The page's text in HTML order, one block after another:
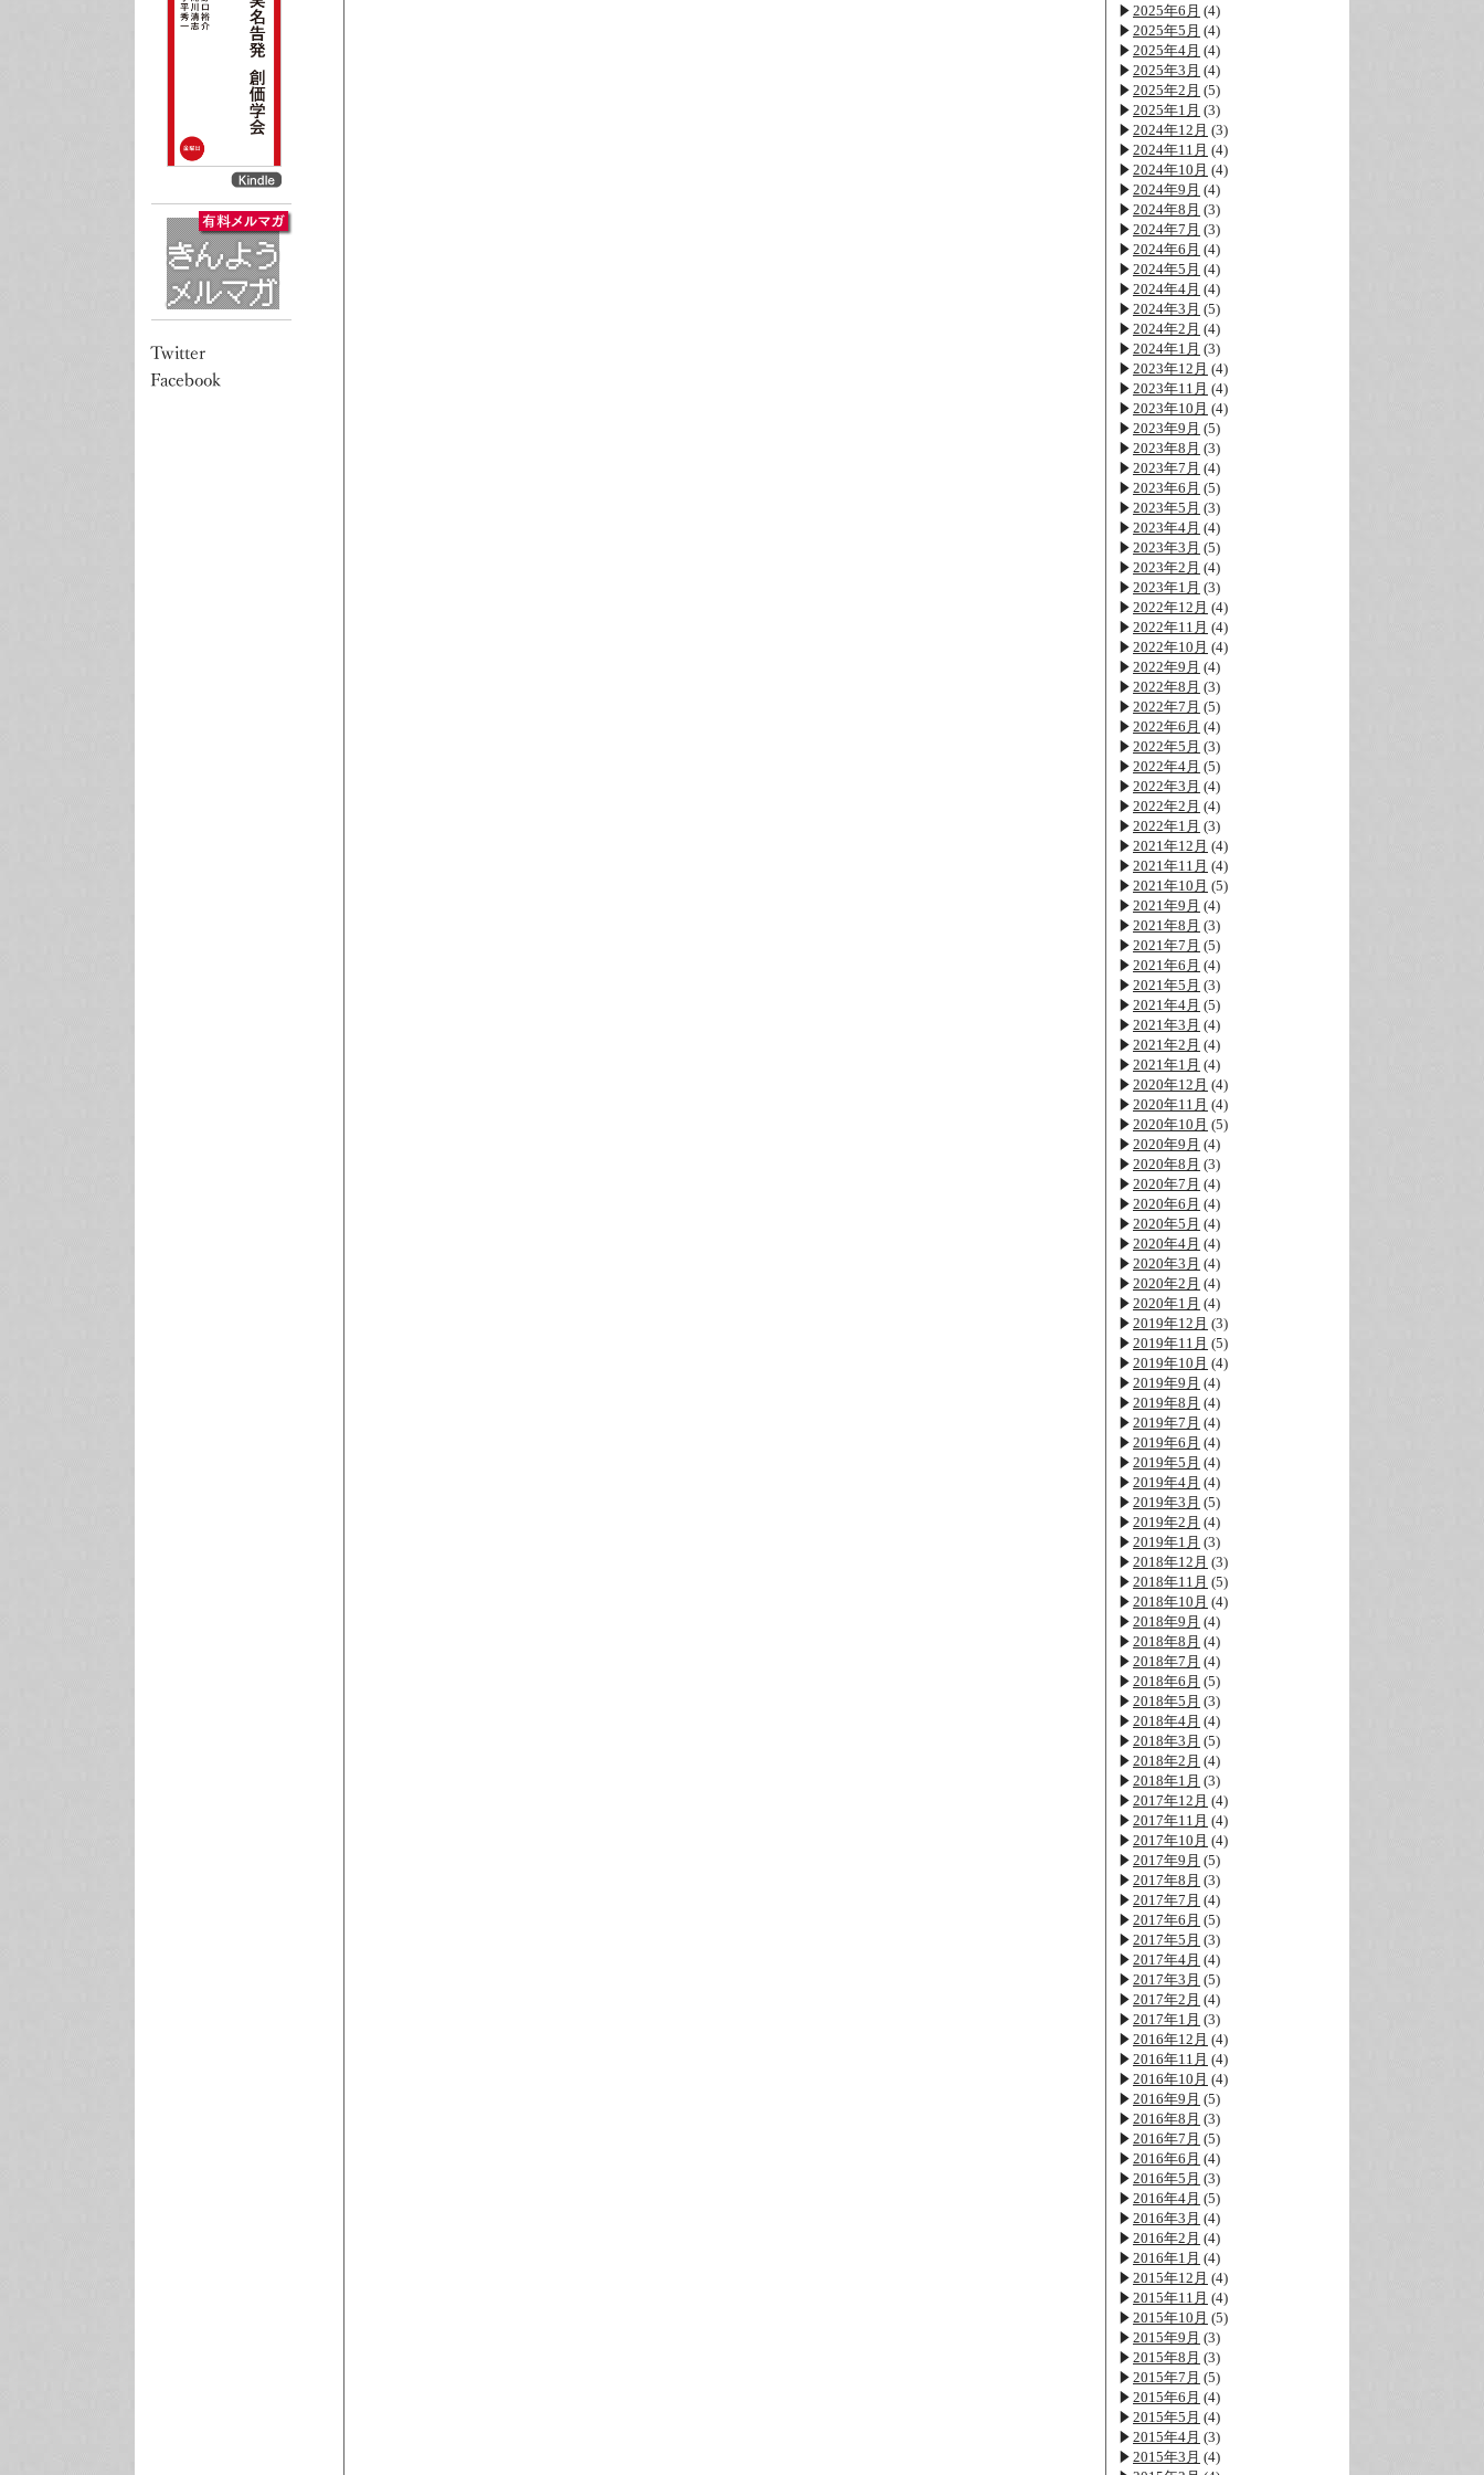
2025年6月 (4)
2025年5月 (4)
2025年4月 (4)
2025年3月 (4)
2025年2月 (5)
2025年1月 (3)
2024年12月 (3)
2024年11月 (4)
2024年10月 (4)
2024年9月 (4)
2024年8月 (3)
2024年7月 (3)
2024年6月 (4)
2024年5月 (4)
2024年4月 (4)
2024年3月 (5)
2024年2月 (4)
2024年1月 (3)
2023年12月 (4)
2023年11月 (4)
2023年10月 (4)
2023年9月 (5)
2023年8月 (3)
2023年7月 (4)
2023年6月 (5)
2023年5月 (3)
2023年4月 (4)
2023年3月 (5)
2023年2月 (4)
2023年1月 (3)
2022年12月 (4)
2022年11月 (4)
2022年10月 (4)
2022年9月 (4)
2022年8月 (3)
2022年7月 (5)
2022年6月 (4)
2022年5月 (3)
2022年4月 (5)
2022年3月 (4)
2022年2月 (4)
2022年1月 (3)
2021年12月 (4)
2021年11月 (4)
2021年10月 (5)
2021年9月 (4)
2021年8月 (3)
2021年7月 (5)
2021年6月 (4)
2021年5月 (3)
2021年4月 (5)
2021年3月 (4)
2021年2月 (4)
2021年1月 (4)
2020年12月 (4)
2020年11月 (4)
2020年10月 (5)
2020年9月 (4)
2020年8月 (3)
2020年7月 (4)
2020年6月 (4)
2020年5月 (4)
2020年4月 (4)
2020年3月 (4)
2020年2月 (4)
2020年1月 (4)
2019年12月 (3)
2019年11月 (5)
2019年10月 (4)
2019年9月 (4)
2019年8月 (4)
2019年7月 (4)
2019年6月 (4)
2019年5月 (4)
2019年4月 (4)
2019年3月 (5)
2019年2月 (4)
2019年1月 (3)
2018年12月 (3)
2018年11月 (5)
2018年10月 (4)
2018年9月 (4)
2018年8月 (4)
2018年7月 (4)
2018年6月 (5)
2018年5月 (3)
2018年4月 (4)
2018年3月 (5)
2018年2月 (4)
2018年1月 (3)
2017年12月 (4)
2017年11月 (4)
2017年10月 (4)
2017年9月 (5)
2017年8月 (3)
2017年7月 (4)
2017年6月 (5)
2017年5月 (3)
2017年4月 (4)
2017年3月 (5)
2017年2月 (4)
2017年1月 (3)
2016年12月 (4)
2016年11月 (4)
2016年10月 (4)
2016年9月 (5)
2016年8月 (3)
2016年7月 (5)
2016年6月 (4)
2016年5月 (3)
2016年4月 (5)
2016年3月 (4)
2016年2月 (4)
2016年1月 (4)
2015年12月 (4)
2015年11月 (4)
2015年10月 (5)
2015年9月 (3)
2015年8月 (3)
2015年7月 (5)
2015年6月 (4)
2015年5月 (4)
2015年4月 (3)
2015年3月 (4)